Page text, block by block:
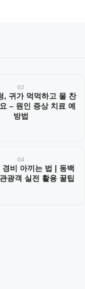
02
, 귀가 먹먹하고 물 찬
– 원인 증상 치료 예
방법
04
경비 아끼는 법 | 동백
광객 실전 활용 꿀팁